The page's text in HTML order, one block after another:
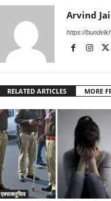
Arvind
https://
RELATED ARTICLES MORE
एक्सक्लूसिव